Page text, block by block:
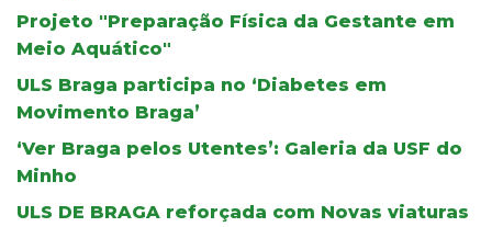
Projeto "Preparação Física da Gestante em
Meio Aquático"
ULS Braga participa no ‘Diabetes em
Movimento Braga’
‘Ver Braga pelos Utentes’: Galeria da USF do
Minho
ULS DE BRAGA reforçada com Novas viaturas